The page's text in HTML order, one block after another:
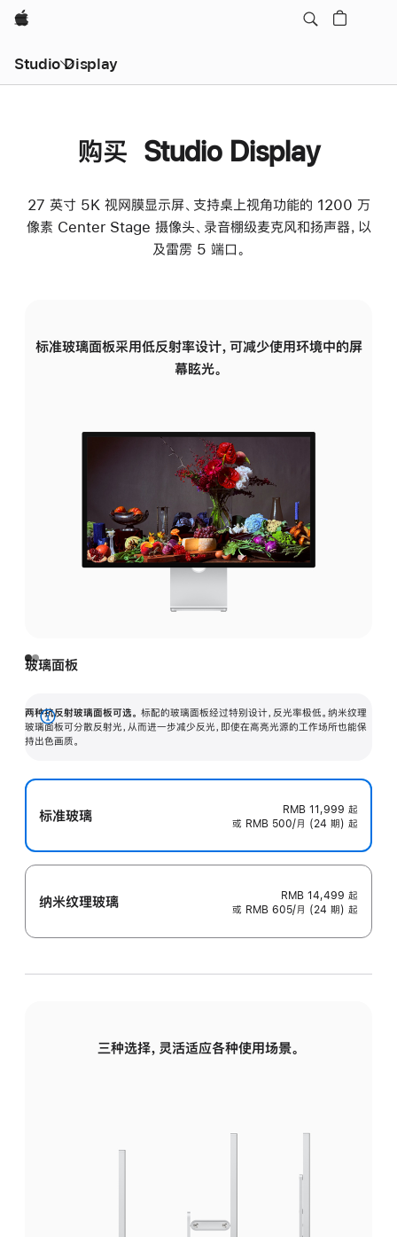
Apple
Studio Display
购买 Studio Display
27 英寸 5K 视网膜显示屏、支持桌上视角功能的 1200 万
像素 Center Stage 摄像头、录音棚级麦克风和扬声器，以
及雷雳 5 端口。
标准玻璃面板采用低反射率设计，可减少使用环境中的屏
幕眩光。
玻璃面板
两种抗反射玻璃面板可选。 标配的玻璃面板经过特别设计，反光率极低。纳米纹理
玻璃面板可分散反射光，从而进一步减少反光，即使在高亮光源的工作场所也能保
持出色画质。
展
开
标准玻璃 RMB 11,999 起
或 RMB 500/月 (24 期) 起
纳米纹理玻璃 RMB 14,499 起
或 RMB 605/月 (24 期) 起
三种选择，灵活适应各种使用场景。